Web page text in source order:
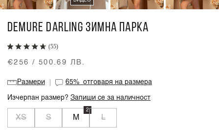
DEMURE DARLING ЗИМНА ПАРКА
(55)
€256 / 500.69 ЛВ.
Размери 65%отговаря на размера
Изчерпан размер?Запиши се за наличност
XS S M
2
L